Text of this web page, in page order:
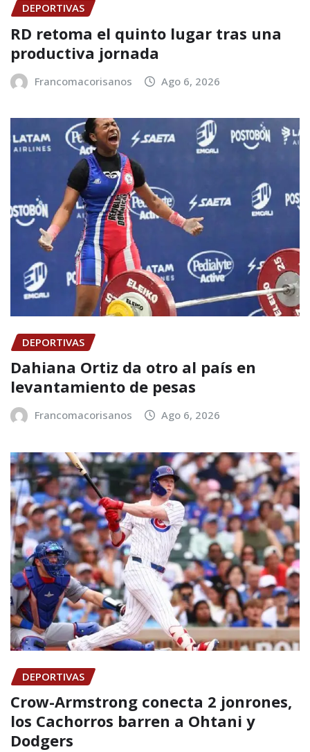
DEPORTIVAS
RD retoma el quinto lugar tras una
productiva jornada
Francomacorisanos Ago 6, 2026
DEPORTIVAS
Dahiana Ortiz da otro al país en
levantamiento de pesas
Francomacorisanos Ago 6, 2026
DEPORTIVAS
Crow-Armstrong conecta 2 jonrones,
los Cachorros barren a Ohtani y
Dodgers